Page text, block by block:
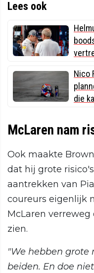
Lees ook
Nico
die
McLaren nam
Ook maakte
dat hij grote
aantrekken van
coureurs eigenlijk
McLaren
zien.
"We hebben grote
beiden. En doe